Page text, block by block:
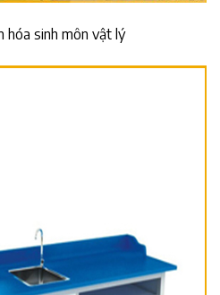
hóa sinh môn vật lý